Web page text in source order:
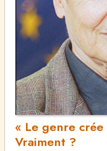
« Le genre
Vraiment ?